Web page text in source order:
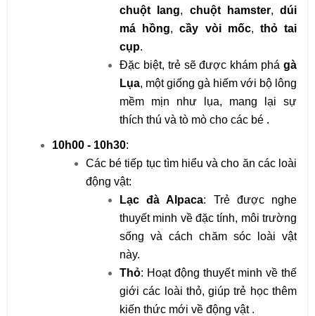
chuột lang, chuột hamster, dúi
má hồng, cầy vòi mốc, thỏ tai
cụp.
Đặc biệt, trẻ sẽ được khám phá gà
Lụa, một giống gà hiếm với bộ lông
mềm mịn như lụa, mang lại sự
thích thú và tò mò cho các bé .
10h00 - 10h30:
Các bé tiếp tục tìm hiểu và cho ăn các loài
động vật:
Lạc đà Alpaca: Trẻ được nghe
thuyết minh về đặc tính, môi trường
sống và cách chăm sóc loài vật
này.
Thỏ: Hoạt động thuyết minh về thế
giới các loài thỏ, giúp trẻ học thêm
kiến thức mới về động vật .